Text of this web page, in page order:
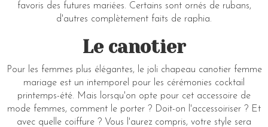
favoris des futures mariées. Certains sont ornés de rubans,
d'autres complètement faits de raphia.
Le canotier
Pour les femmes plus élégantes, le joli chapeau canotier femme
mariage est un intemporel pour les cérémonies cocktail
printemps-été. Mais lorsqu'on opte pour cet accessoire de
mode femmes, comment le porter ? Doit-on l'accessoiriser ? Et
avec quelle coiffure ? Vous l'aurez compris, votre style sera